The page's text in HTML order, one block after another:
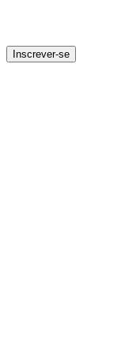
Inscrever-se